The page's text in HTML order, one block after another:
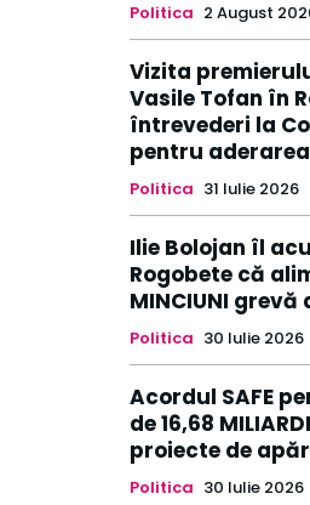
Politica 2 August
Vizita
Vasile Tofan în
întrevederi la
pentru
Politica 31 Iulie 2026
Ilie Bolojan îl
Rogobete că
MINCIUNI
Politica 30 Iulie 2026
Acordul SAFE
de 16,68
proiecte de
Politica 30 Iulie 2026